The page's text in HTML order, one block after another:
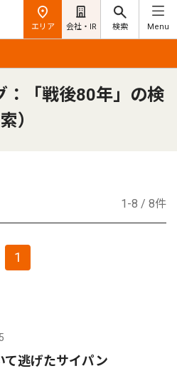
エリア 会社・IR 検索 Menu
：「戦後80年」の検
索）
1-8 / 8件
1
て逃げたサイパン